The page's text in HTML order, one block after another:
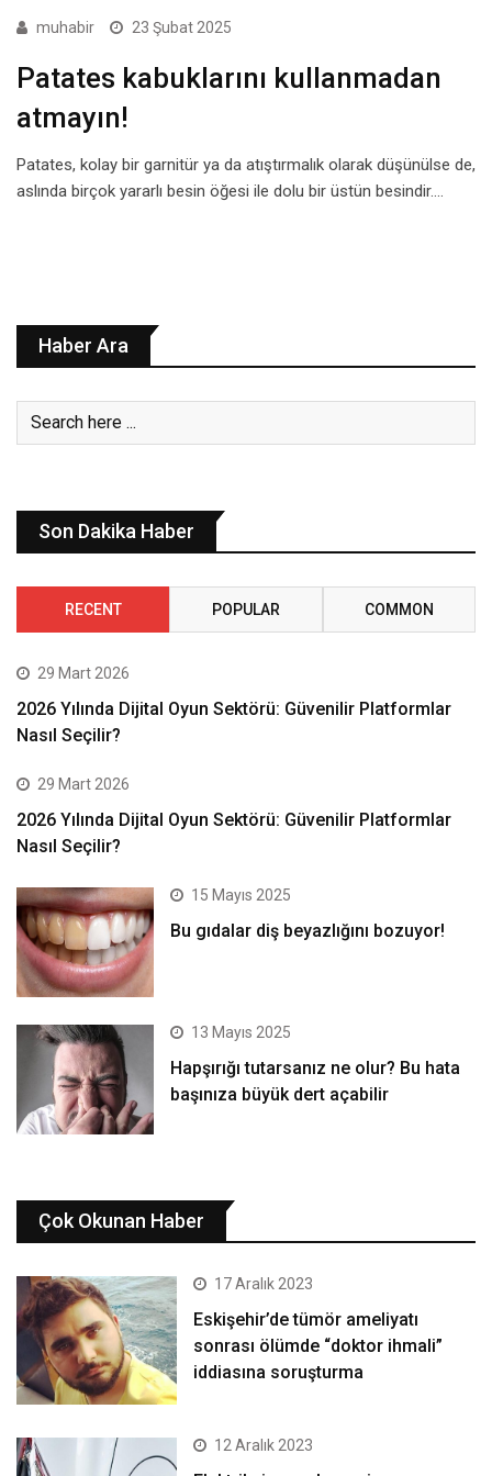
muhabir 23 Şubat 2025
Patates kabuklarını kullanmadan
atmayın!
Patates, kolay bir garnitür ya da atıştırmalık olarak düşünülse de,
aslında birçok yararlı besin öğesi ile dolu bir üstün besindir.…
Haber Ara
Son Dakika Haber
RECENT POPULAR COMMON
29 Mart 2026
2026 Yılında Dijital Oyun Sektörü: Güvenilir Platformlar
Nasıl Seçilir?
29 Mart 2026
2026 Yılında Dijital Oyun Sektörü: Güvenilir Platformlar
Nasıl Seçilir?
15 Mayıs 2025
Bu gıdalar diş beyazlığını bozuyor!
13 Mayıs 2025
Hapşırığı tutarsanız ne olur? Bu hata
başınıza büyük dert açabilir
Çok Okunan Haber
17 Aralık 2023
Eskişehir’de tümör ameliyatı
sonrası ölümde “doktor ihmali”
iddiasına soruşturma
12 Aralık 2023